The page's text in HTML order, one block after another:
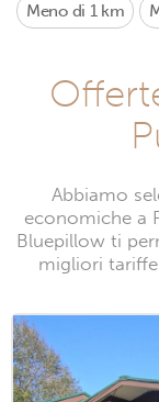
Meno di 1 km
Abbiamo
economiche a
Bluepillow ti
migliori